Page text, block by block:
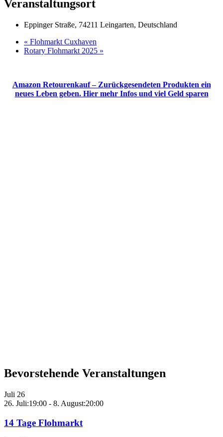
Veranstaltungsort
Eppinger Straße, 74211 Leingarten, Deutschland
« Flohmarkt Cuxhaven
Rotary Flohmarkt 2025 »
Amazon Retourenkauf – Zurückgesendeten Produkten ein
neues Leben geben. Hier mehr Infos und viel Geld sparen
Bevorstehende Veranstaltungen
Juli 26
26. Juli:19:00 - 8. August:20:00
14 Tage Flohmarkt